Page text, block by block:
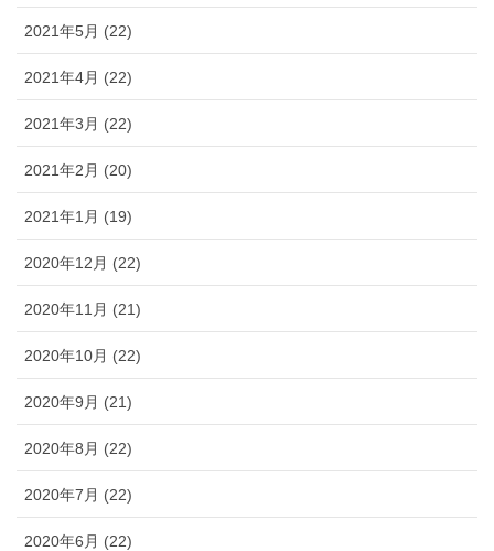
2021年5月 (22)
2021年4月 (22)
2021年3月 (22)
2021年2月 (20)
2021年1月 (19)
2020年12月 (22)
2020年11月 (21)
2020年10月 (22)
2020年9月 (21)
2020年8月 (22)
2020年7月 (22)
2020年6月 (22)